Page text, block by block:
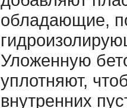
обладающие,
Уложенную
уплотняют,
внутренних